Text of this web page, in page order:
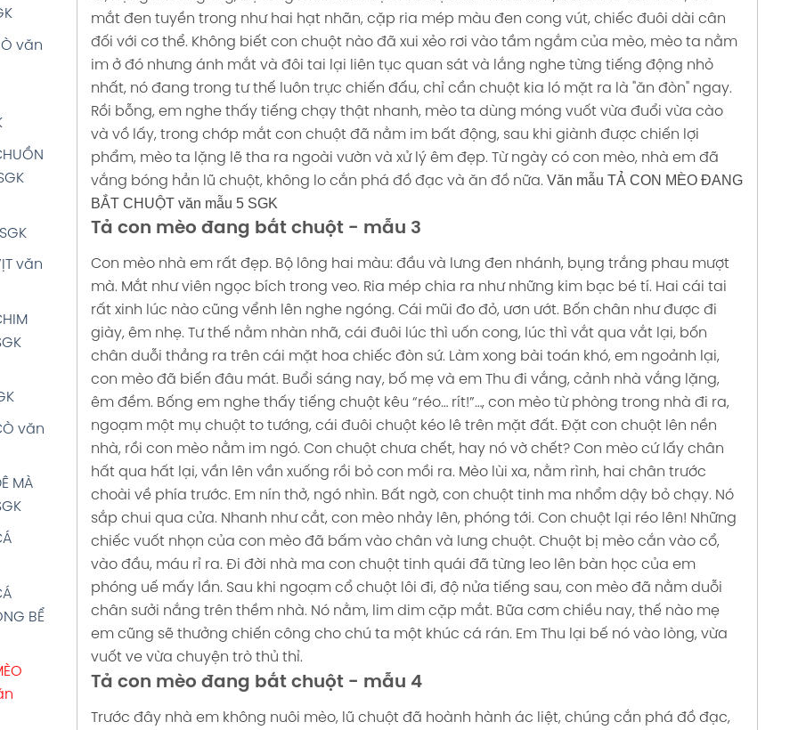
4
văn
BÚT
SGK
4
văn
văn
QUÊ
MÀ
BÊN
văn
văn
văn
văn
MÀ
BỂ
mắt đen tuyền trong như hai hạt nhãn, cặp ria mép màu đen cong vút, chiếc đuôi dài cân
đối với cơ thể. Không biết con chuột nào đã xui xẻo rơi vào tầm ngắm của mèo, mèo ta nằm
im ở đó nhưng ánh mắt và đôi tai lại liên tục quan sát và lắng nghe từng tiếng động nhỏ
nhất, nó đang trong tư thế luôn trực chiến đấu, chỉ cần chuột kia ló mặt ra là "ăn đòn" ngay.
Rồi bỗng, em nghe thấy tiếng chạy thật nhanh, mèo ta dùng móng vuốt vừa đuổi vừa cào
và vồ lấy, trong chớp mắt con chuột đã nằm im bất động, sau khi giành được chiến lợi
phẩm, mèo ta lặng lẽ tha ra ngoài vườn và xử lý êm đẹp. Từ ngày có con mèo, nhà em đã
vắng bóng hẳn lũ chuột, không lo cắn phá đồ đạc và ăn đồ nữa. Văn mẫu TẢ CON MÈO ĐANG
BẮT CHUỘT văn mẫu 5 SGK
Tả con mèo đang bắt chuột - mẫu 3
Con mèo nhà em rất đẹp. Bộ lông hai màu: đầu và lưng đen nhánh, bụng trắng phau mượt
mà. Mắt như viên ngọc bích trong veo. Ria mép chia ra như những kim bạc bé tí. Hai cái tai
rất xinh lúc nào cũng vểnh lên nghe ngóng. Cái mũi đo đỏ, ươn ướt. Bốn chân như được đi
giày, êm nhẹ. Tư thế nằm nhàn nhã, cái đuôi lúc thì uốn cong, lúc thì vắt qua vắt lại, bốn
chân duỗi thẳng ra trên cái mặt hoa chiếc đòn sứ. Làm xong bài toán khó, em ngoảnh lại,
con mèo đã biến đâu mát. Buổi sáng nay, bố mẹ và em Thu đi vắng, cảnh nhà vắng lặng,
êm đềm. Bống em nghe thấy tiếng chuột kêu “réo… rít!”…, con mèo từ phòng trong nhà đi ra,
ngoạm một mụ chuột to tướng, cái đuôi chuột kéo lê trên mặt đất. Đặt con chuột lên nền
nhà, rồi con mèo nằm im ngó. Con chuột chưa chết, hay nó vờ chết? Con mèo cứ lấy chân
hất qua hất lại, vần lên vần xuống rồi bỏ con mồi ra. Mèo lùi xa, nằm rình, hai chân trước
choài về phía trước. Em nín thở, ngó nhìn. Bất ngờ, con chuột tinh ma nhổm dậy bỏ chạy. Nó
sắp chui qua cửa. Nhanh như cắt, con mèo nhảy lên, phóng tới. Con chuột lại réo lên! Những
chiếc vuốt nhọn của con mèo đã bấm vào chân và lưng chuột. Chuột bị mèo cắn vào cổ,
vào đầu, máu rỉ ra. Đi đời nhà ma con chuột tinh quái đã từng leo lên bàn học của em
phóng uế mấy lần. Sau khi ngoạm cổ chuột lôi đi, độ nửa tiếng sau, con mèo đã nằm duỗi
chân sưởi nắng trên thềm nhà. Nó nằm, lim dim cặp mắt. Bữa cơm chiều nay, thế nào mẹ
em cũng sẽ thưởng chiến công cho chú ta một khúc cá rán. Em Thu lại bế nó vào lòng, vừa
vuốt ve vừa chuyện trò thủ thỉ.
Tả con mèo đang bắt chuột - mẫu 4
Trước đây nhà em không nuôi mèo, lũ chuột đã hoành hành ác liệt, chúng cắn phá đồ đạc,